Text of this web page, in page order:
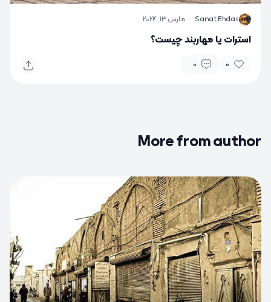
S
Sanat Ehdas
· مارس 13, 2024
استرات یا مهاربند چیست؟
0
0
More from author
0